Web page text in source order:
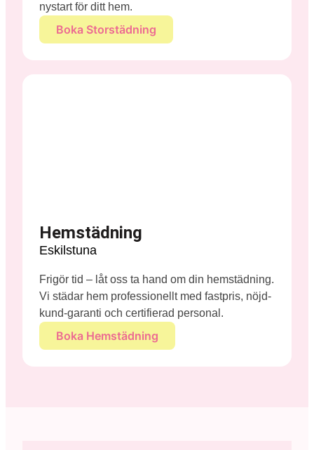
nystart för ditt hem.
Boka Storstädning
Hemstädning
Eskilstuna
Frigör tid – låt oss ta hand om din hemstädning.
Vi städar hem professionellt med fastpris, nöjd-
kund-garanti och certifierad personal.
Boka Hemstädning